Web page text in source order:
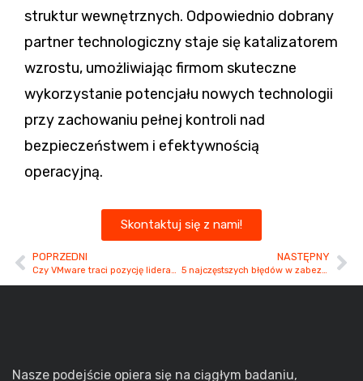
struktur wewnętrznych. Odpowiednio dobrany
partner technologiczny staje się katalizatorem
wzrostu, umożliwiając firmom skuteczne
wykorzystanie potencjału nowych technologii
przy zachowaniu pełnej kontroli nad
bezpieczeństwem i efektywnością
operacyjną.
Skontaktuj się z nami!
POPRZEDNI NASTĘPNY
Nasze podejście opiera się na ciągłym badaniu,